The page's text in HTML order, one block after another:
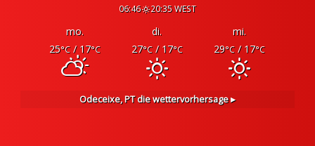
06:46 20:35 WEST
mo. di.
mi.
25°C/ 17°C 27°C/ 17°C 29°C/ 17°C
Odeceixe, PTdie wettervorhersage ▸